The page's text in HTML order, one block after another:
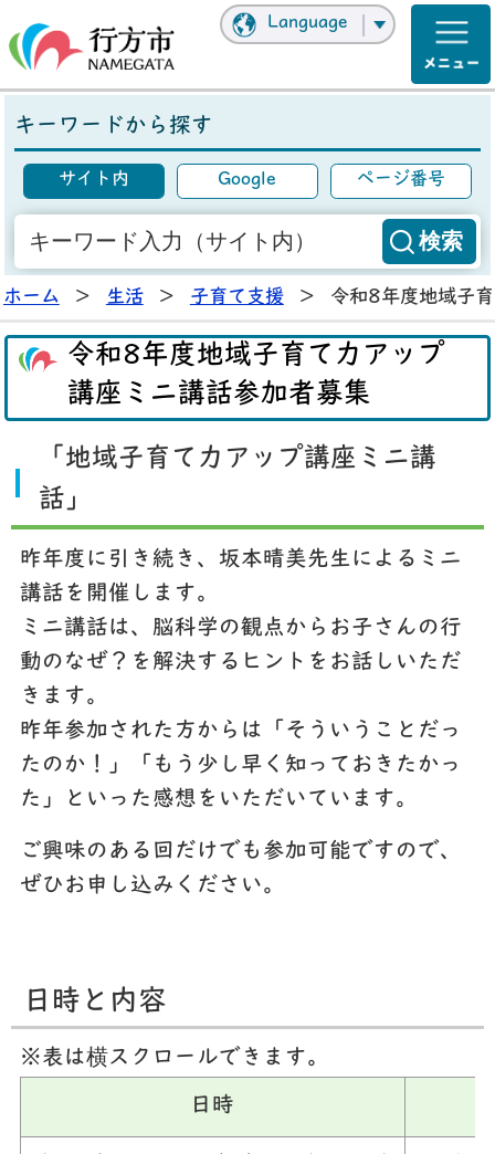
Language
キーワードから探す
サイト内 Google ページ番号
ホーム > 生活 > 子育て支援 > 令和8年度地域子
令和8年度地域子育て力アップ
講座ミニ講話参加者募集
「地域子育て力アップ講座ミニ講
話」
昨年度に引き続き、坂本晴美先生によるミニ
講話を開催します。
ミニ講話は、脳科学の観点からお子さんの行
動のなぜ？を解決するヒントをお話しいただ
きます。
昨年参加された方からは「そういうことだっ
たのか！」「もう少し早く知っておきたかっ
た」といった感想をいただいています。
ご興味のある回だけでも参加可能ですので、
ぜひお申し込みください。
日時と内容
※表は横スクロールできます。
日時